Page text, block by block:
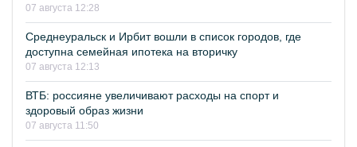
07 августа 12:28
Среднеуральск и Ирбит вошли в список городов, где
доступна семейная ипотека на вторичку
07 августа 12:13
ВТБ: россияне увеличивают расходы на спорт и
здоровый образ жизни
07 августа 11:50